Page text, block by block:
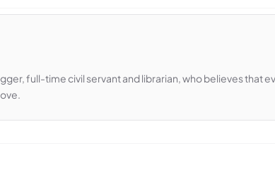
full-time civil servant and librarian, who believes that